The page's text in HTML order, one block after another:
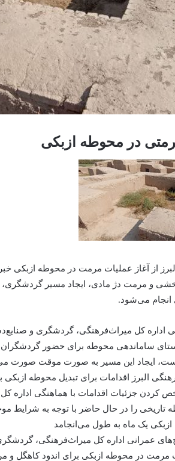
در محوطه ازبکی
از آغاز عملیات مرمت در محوطه ازبکی خبر
بخشی و مرمت دژ مادی، ایجاد مسیر گردشگری،
انجام می‌شود.
کل میراث‌فرهنگی، گردشگری و
ساماندهی محوطه برای حضور گردشگران
ایجاد این مسیر به صورت موقت صورت
البرز اقدامات برای تبدیل محوطه ازبکی
کردن جزئیات اقدامات با هماهنگی اداره
تاریخی را در حال حاضر با توجه به شرایط
یک ماه به طول می‌انجامد
عمرانی اداره کل میراث‌فرهنگی، گردشگری
در محوطه ازبکی برای اندود کاهگل و